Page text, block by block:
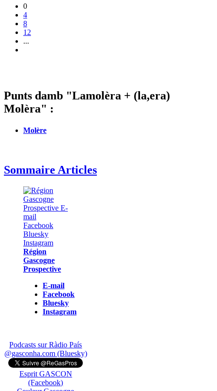
0
4
8
12
...
Punts damb "Lamolèra + (la,era)
Molèra" :
Molère
Sommaire Articles
Région
Gascogne
Prospective
E-mail
Facebook
Bluesky
Instagram
Podcasts sur Ràdio País
@gasconha.com (Bluesky)
Esprit GASCON
(Facebook)